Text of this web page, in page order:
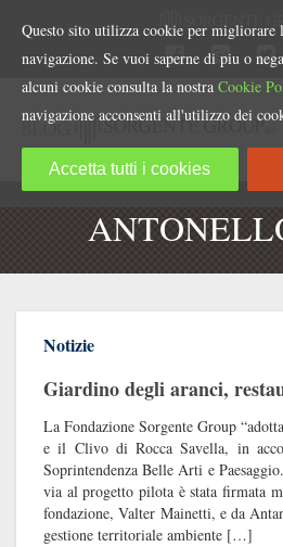
Notizie
Giardino degli aranci,
La Fondazione Sorgente Group
e il Clivo di Rocca Savella, in
Soprintendenza Belle Arti e
via al progetto pilota è stata firmata
fondazione, Valter Mainetti, e da
gestione territoriale ambiente […]
Questo sito utilizza cookie per migliorare
navigazione. Se vuoi saperne di piu o
alcuni cookie consulta la nostra Cookie
navigazione acconsenti all'utilizzo dei
Accetta tutti i cookies